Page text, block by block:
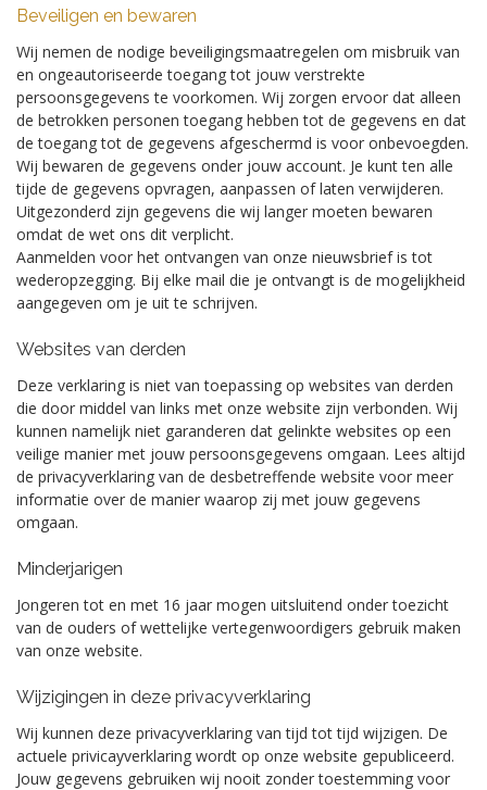
Beveiligen en bewaren
Wij nemen de nodige beveiligingsmaatregelen om misbruik van
en ongeautoriseerde toegang tot jouw verstrekte
persoonsgegevens te voorkomen. Wij zorgen ervoor dat alleen
de betrokken personen toegang hebben tot de gegevens en dat
de toegang tot de gegevens afgeschermd is voor onbevoegden.
Wij bewaren de gegevens onder jouw account. Je kunt ten alle
tijde de gegevens opvragen, aanpassen of laten verwijderen.
Uitgezonderd zijn gegevens die wij langer moeten bewaren
omdat de wet ons dit verplicht.
Aanmelden voor het ontvangen van onze nieuwsbrief is tot
wederopzegging. Bij elke mail die je ontvangt is de mogelijkheid
aangegeven om je uit te schrijven.
Websites van derden
Deze verklaring is niet van toepassing op websites van derden
die door middel van links met onze website zijn verbonden. Wij
kunnen namelijk niet garanderen dat gelinkte websites op een
veilige manier met jouw persoonsgegevens omgaan. Lees altijd
de privacyverklaring van de desbetreffende website voor meer
informatie over de manier waarop zij met jouw gegevens
omgaan.
Minderjarigen
Jongeren tot en met 16 jaar mogen uitsluitend onder toezicht
van de ouders of wettelijke vertegenwoordigers gebruik maken
van onze website.
Wijzigingen in deze privacyverklaring
Wij kunnen deze privacyverklaring van tijd tot tijd wijzigen. De
actuele privicayverklaring wordt op onze website gepubliceerd.
Jouw gegevens gebruiken wij nooit zonder toestemming voor